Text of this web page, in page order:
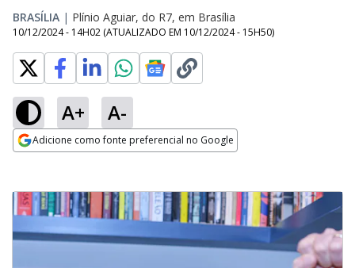
BRASÍLIA | Plínio Aguiar, do R7, em Brasília
10/12/2024 - 14H02 (ATUALIZADO EM 10/12/2024 - 15H50)
A+ A-
Adicione como fonte preferencial no Google